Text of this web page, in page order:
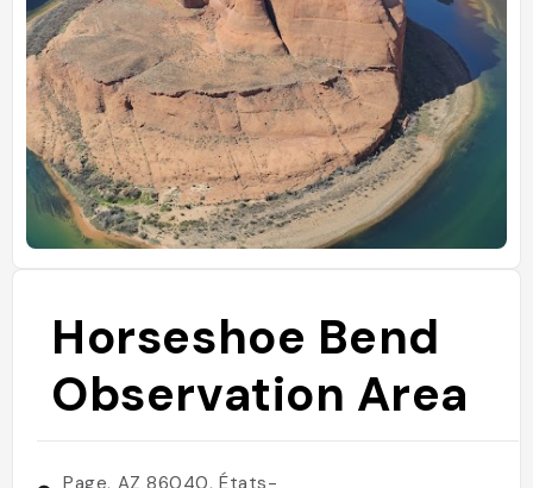
Horseshoe Bend
Observation Area
Page, AZ 86040, États-